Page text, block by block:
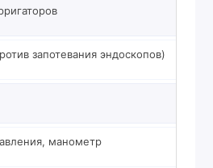
запотевания эндоскопов)
манометр